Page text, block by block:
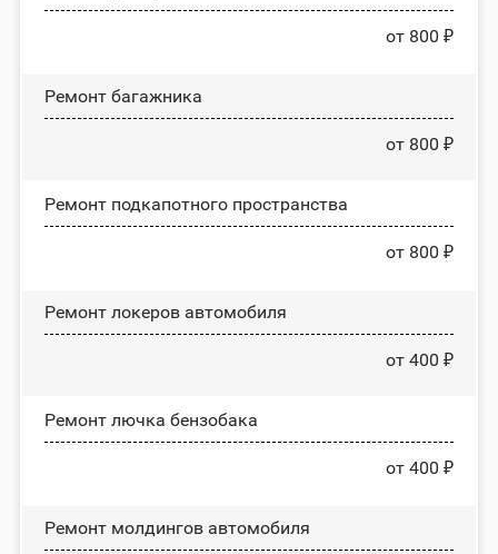
от 800 ₽
Ремонт багажника
от 800 ₽
Ремонт подкапотного пространства
от 800 ₽
Ремонт лoĸepoв автомобиля
от 400 ₽
Ремонт лючка бензобака
от 400 ₽
Ремонт молдингов автомобиля